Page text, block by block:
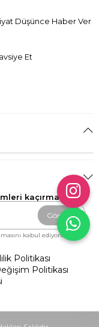
Düşünce Haber Ver
Et
kaçırma!
Gönder
kabul ediyorum.
Politikası
Politikası